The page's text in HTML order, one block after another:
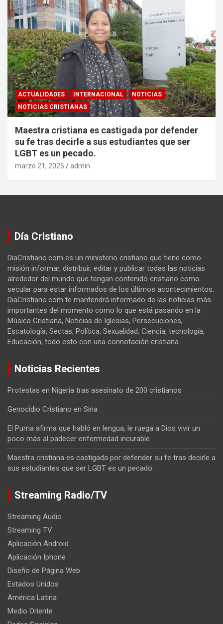
ACTUALIDADES INTERNACIONAL
NOTICIAS
NOTICIAS CRISTIANAS
Maestra cristiana es castigada por defender
su fe tras decirle a sus estudiantes que ser
LGBT es un pecado.
marzo 21, 2025 admin
Día Cristiano
DiaCristiano.com es un ministerio cristiano que tiene como
misión informar, distribuir, editar y publicar todas las noticias
alrededor del mundo que tengan contenido cristiano como
secular para estar informados de los últimos acontecimientos.
DiaCristiano.com te mantendrá informado de las noticias más
importantes del momento como lo que está pasando en la
Música Cristiana, Noticias de Iglesias, Persecuciones,
Escatología, Sectas, Política, Sexualidad, Ciencia, tecnología,
Educación, todo esto con una connotación cristiana.
Noticias Recientes
Protestas en Nigeria tras asesinato de 200 cristianos
Genocidio Cristiano en Siria
El Puma afirma que habló en lengua, le ruega a Dios vivir un
poco más al padecer enfermedad incurable
Maestra cristiana es castigada por defender su fe tras decirle a
sus estudiantes que ser LGBT es un pecado.
Streaming Radio/TV
Streaming Audio
Streaming TV
Aplicación Android
Aplicación Iphone
Diseño de Página Web
Estados Unidos
América Latina
Medio Oriente